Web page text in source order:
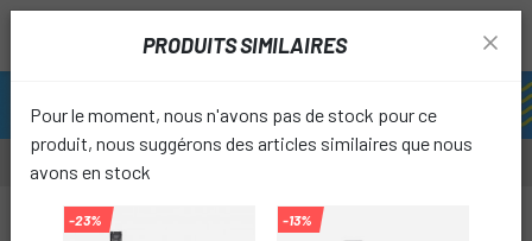
PRODUITS SIMILAIRES
Pour le moment, nous n'avons pas de stock pour ce
produit, nous suggérons des articles similaires que nous
avons en stock
-23% -13%